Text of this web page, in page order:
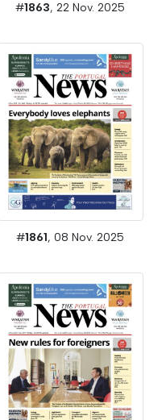
#1863, 22 Nov. 2025
#1861, 08 Nov. 2025